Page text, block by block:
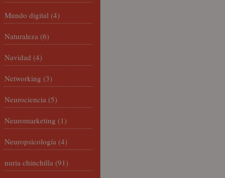
Mundo digital (4)
Naturaleza (6)
Navidad (4)
Networking (3)
Neurociencia (5)
Neuromarketing (1)
Neuropsicología (4)
nuria chinchilla (91)